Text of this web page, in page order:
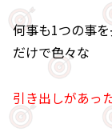
何事も1つの事
だけで色々な
引き出しがあっ